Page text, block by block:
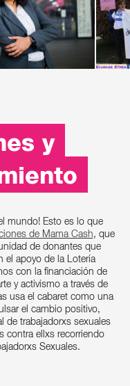
y
mundo! Esto es lo que
de Mama Cash, que
de donantes que
el apoyo de la Lotería
con la financiación de
y activismo a través de
usa el cabaret como una
el cambio positivo,
de trabajadorxs sexuales
contra ellxs recorriendo
Sexuales.